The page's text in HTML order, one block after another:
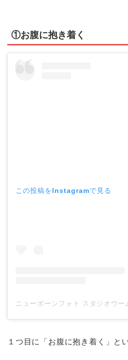
①お腹に抱き着く
この投稿をInstagramで見る
１つ目に「お腹に抱き着く」と